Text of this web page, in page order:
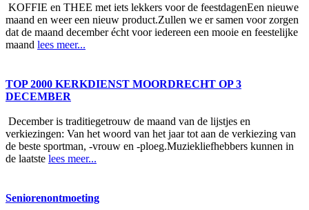
KOFFIE en THEE met iets lekkers voor de feestdagenEen nieuwe
maand en weer een nieuw product.Zullen we er samen voor zorgen
dat de maand december écht voor iedereen een mooie en feestelijke
maand lees meer...
TOP 2000 KERKDIENST MOORDRECHT OP 3
DECEMBER
December is traditiegetrouw de maand van de lijstjes en
verkiezingen: Van het woord van het jaar tot aan de verkiezing van
de beste sportman, -vrouw en -ploeg.Muziekliefhebbers kunnen in
de laatste lees meer...
Seniorenontmoeting